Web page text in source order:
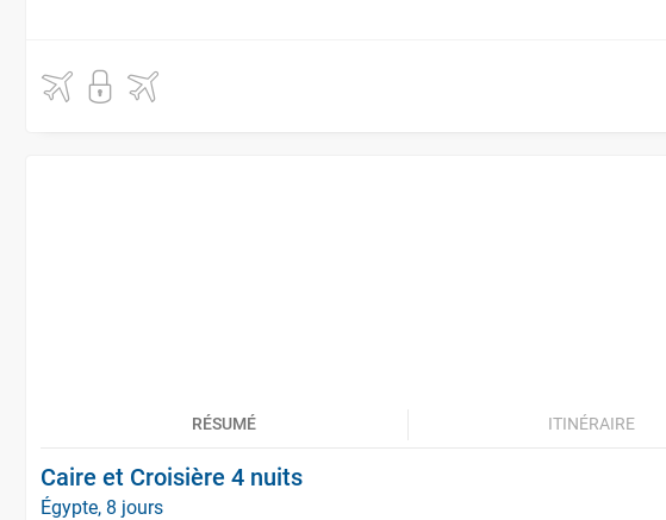
RÉSUMÉ ITINÉRAIRE
Caire et Croisière 4 nuits
Égypte, 8 jours